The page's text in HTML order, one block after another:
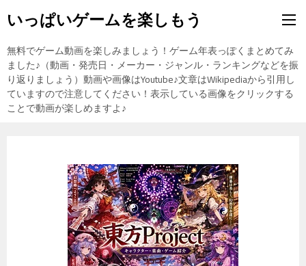
いっぱいゲームを楽しもう
無料でゲーム動画を楽しみましょう！ゲーム年表っぽくまとめてみ
ました♪（動画・発売日・メーカー・ジャンル・ランキングなどを振
り返りましょう）動画や画像はYoutube♪文章はWikipediaから引用し
ていますので注意してください！表示している画像をクリックする
ことで動画が楽しめますよ♪